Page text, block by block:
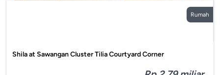
Rumah
Shila at Sawangan Cluster Tilia Courtyard Corner